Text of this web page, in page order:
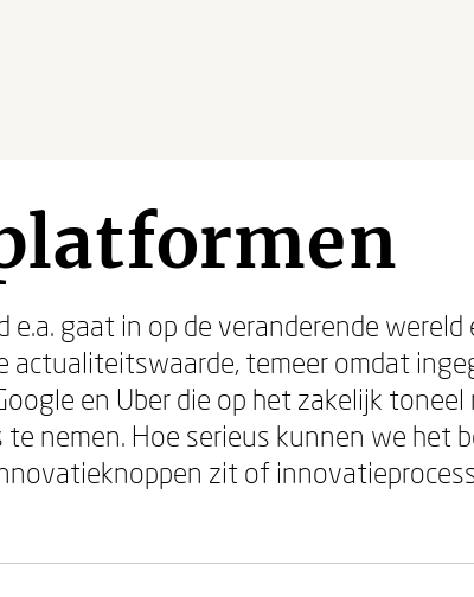
e.a. gaat in op de veranderende
actualiteitswaarde, temeer omdat
en Uber die op het zakelijk
nemen. Hoe serieus kunnen we het
zit of